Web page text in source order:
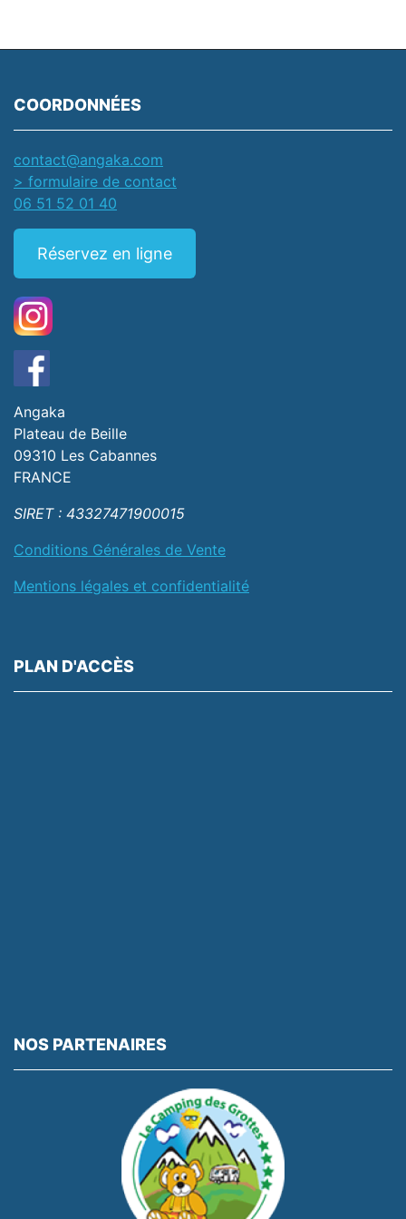
COORDONNÉES
contact@angaka.com
> formulaire de contact
06 51 52 01 40
Réservez en ligne
Angaka
Plateau de Beille
09310 Les Cabannes
FRANCE
SIRET : 43327471900015
Conditions Générales de Vente
Mentions légales et confidentialité
PLAN D'ACCÈS
NOS PARTENAIRES